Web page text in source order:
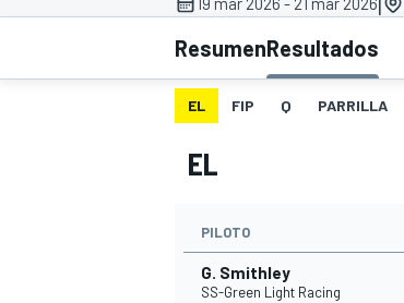
INDYCAR
ResumenResultados
EL FIP Q PARRILLA
EL
PILOTO
G. Smithley
SS-Green Light Racing